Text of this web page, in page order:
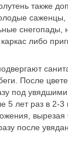
также
саженцы,
снегопады,
либо
После
под увядшими
5 лет раз в 2-3
вырезая
после